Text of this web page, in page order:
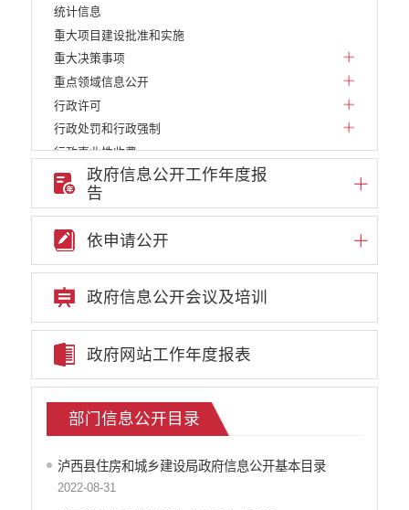
统计信息
重大项目建设批准和实施
重大决策事项
重点领域信息公开
行政许可
行政处罚和行政强制
行政事业性收费
政府采购项目
建议提案办理答复
财政资金直达基层
财政预决算
乡村振兴
稳岗就业
养老服务
社会救助
食品药品监管
产品质量
政府信息公开工作年度报
告
依申请公开
政府信息公开会议及培训
政府网站工作年度报表
部门信息公开目录
泸西县住房和城乡建设局政府信息公开基本目录
2022-08-31